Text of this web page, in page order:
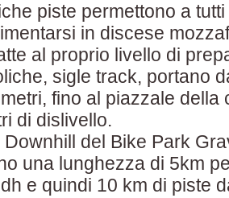
piste permettono a
in discese
al proprio livello di
sigle track, portano
fino al piazzale della
di dislivello.
Downhill del Bike Park
una lunghezza di 5km
e quindi 10 km di piste